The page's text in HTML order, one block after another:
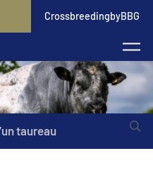
CrossbreedingbyBBG
taureau